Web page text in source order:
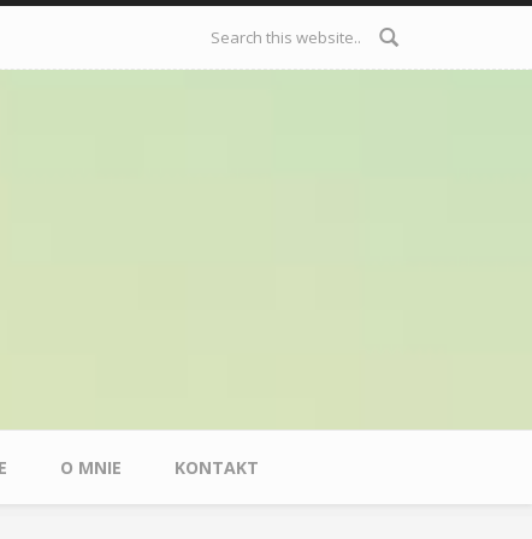
Formularz
wyszukiwania
O MNIE KONTAKT